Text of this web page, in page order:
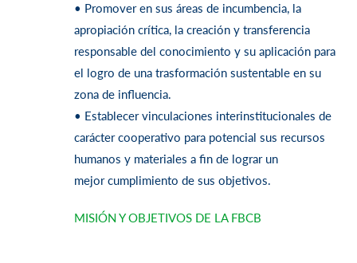
• Promover en sus áreas de incumbencia, la
apropiación crítica, la creación y transferencia
responsable del conocimiento y su aplicación para
el logro de una trasformación sustentable en su
zona de influencia.
• Establecer vinculaciones interinstitucionales de
carácter cooperativo para potencial sus recursos
humanos y materiales a fin de lograr un
mejorcumplimiento de sus objetivos.
MISIÓN Y OBJETIVOS DE LA FBCB